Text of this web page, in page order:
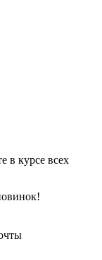
в курсе всех